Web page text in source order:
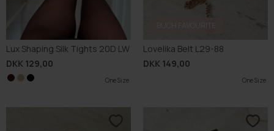
Lux Shaping Silk Tights 20D LW
DKK 129,00
One Size
One Size
One Size
Lovelika Belt L29-88
DKK 149,00
One Size